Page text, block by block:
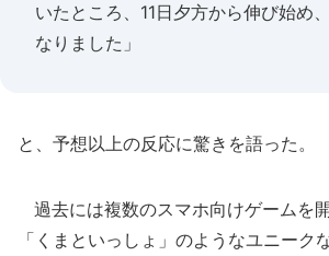
いたところ、11日夕方から伸び始め
なりました」
と、予想以上の反応に驚きを語った。
過去には複数のスマホ向けゲームを
「くまといっしょ」のようなユニーク